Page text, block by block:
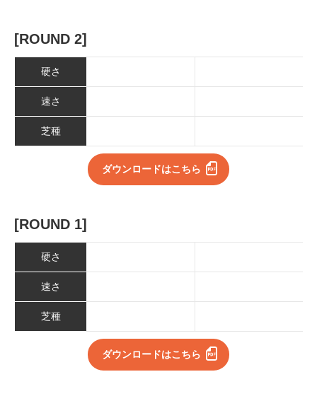
[ROUND 2]
硬さ
速さ
芝種
ダウンロードはこちら
[ROUND 1]
硬さ
速さ
芝種
ダウンロードはこちら